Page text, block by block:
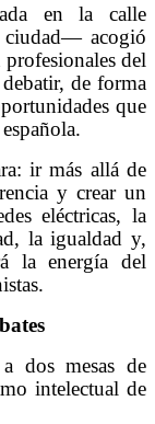
en la calle
ciudad— acogió
del
de forma
que
ir más allá de
y crear un
eléctricas, la
la igualdad y,
la energía del
dos mesas de
intelectual de